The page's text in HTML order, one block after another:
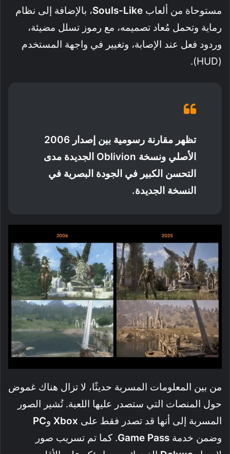
مستوحاة من ألعاب Souls-Like، بالإضافة إلى نظام
رماية وتحمل مُعاد تصميمه، مع رموز تسلل مضيئة،
وردود فعل عند الإصابة، وتغيير في واجهة المستخدم
(HUD).
تظهر مقارنة رسومية بين إصدار 2006
الأصلي ونسخة Oblivion الجديدة مدى
التحسن الكبير في الجودة البصرية في
النسخة الجديدة.
من بين المعلومات المسربة حديثًا، لا تزال هناك غموض
حول المنصات التي ستصدر عليها اللعبة. تُشير الصور
المسربة إلى أنها قد تصدر فقط على Xbox وPC
وضمن خدمة Game Pass. كما تم تسريب صور